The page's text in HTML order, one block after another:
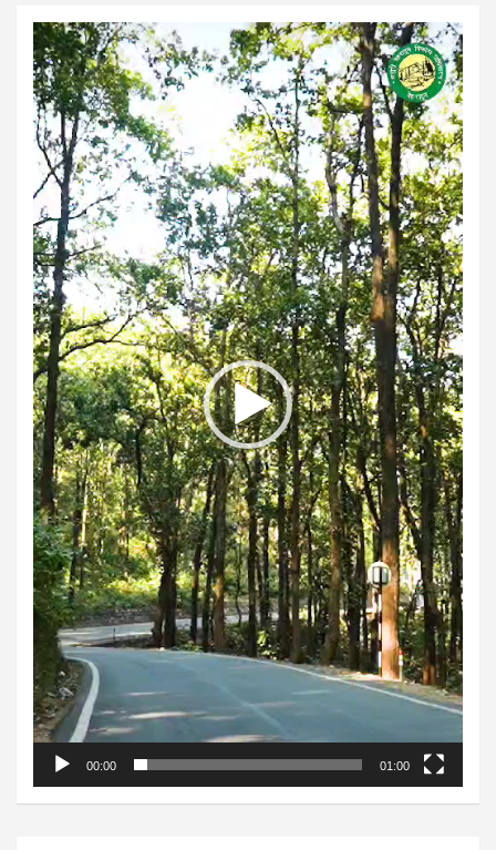
Video
Player
00:00 01:00